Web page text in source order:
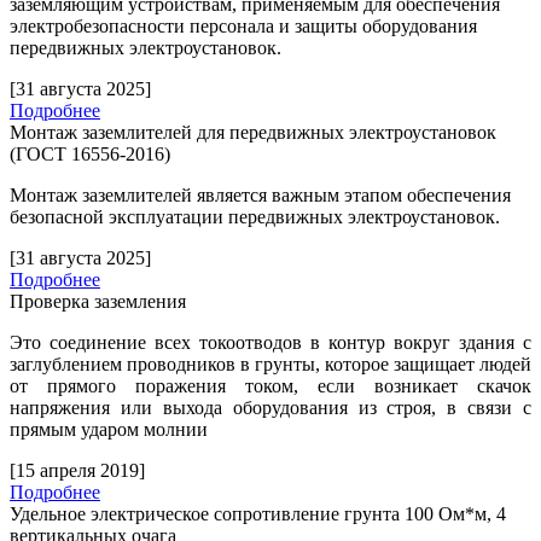
заземляющим устройствам, применяемым для обеспечения
электробезопасности персонала и защиты оборудования
передвижных электроустановок.
[31 августа 2025]
Подробнее
Монтаж заземлителей для передвижных электроустановок
(ГОСТ 16556-2016)
Монтаж заземлителей является важным этапом обеспечения
безопасной эксплуатации передвижных электроустановок.
[31 августа 2025]
Подробнее
Проверка заземления
Это соединение всех токоотводов в контур вокруг здания с
заглублением проводников в грунты, которое защищает людей
от прямого поражения током, если возникает скачок
напряжения или выхода оборудования из строя, в связи с
прямым ударом молнии
[15 апреля 2019]
Подробнее
Удельное электрическое сопротивление грунта 100 Ом*м, 4
вертикальных очага